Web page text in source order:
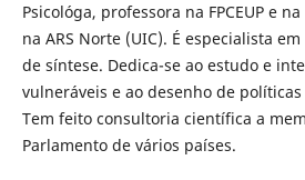
Psicológa, professora na FPCEUP e
na ARS Norte (UIC). É especialista
de síntese. Dedica-se ao estudo e
vulneráveis e ao desenho de
Tem feito consultoria científica a
Parlamento de vários países.